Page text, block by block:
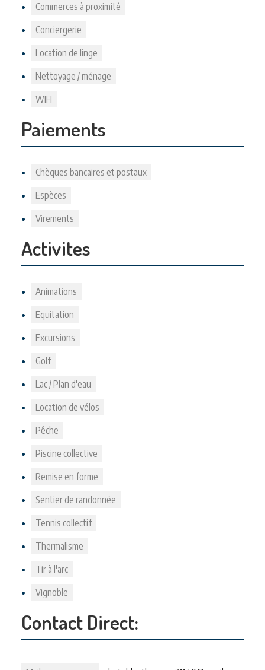
Commerces à proximité
Conciergerie
Location de linge
Nettoyage / ménage
WIFI
Paiements
Chèques bancaires et postaux
Espèces
Virements
Activites
Animations
Equitation
Excursions
Golf
Lac / Plan d'eau
Location de vélos
Pêche
Piscine collective
Remise en forme
Sentier de randonnée
Tennis collectif
Thermalisme
Tir à l'arc
Vignoble
Contact Direct: